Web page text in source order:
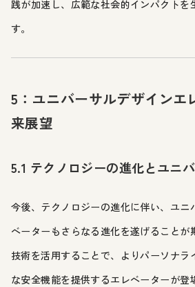
践が加速し、広範な社会的インパクトを
す。
5：ユニバーサルデザインエ
来展望
5.1 テクノロジーの進化とユニ
今後、テクノロジーの進化に伴い、ユニ
ベーターもさらなる進化を遂げることが
技術を活用することで、よりパーソナラ
な安全機能を提供するエレベーターが登